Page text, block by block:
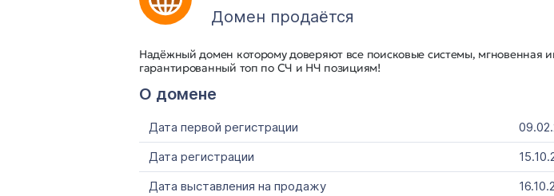
Домен продаётся
Надёжный домен которому доверяют все поисковые системы, мгновенная
гарантированный топ по СЧ и НЧ позициям!
О домене
Дата первой регистрации
Дата регистрации
Дата выставления на продажу